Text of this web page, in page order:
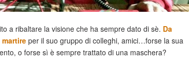
a ribaltare la visione che ha sempre dato di sè. Da
per il suo gruppo di colleghi, amici…forse la sua
o forse sì è sempre trattato di una maschera?